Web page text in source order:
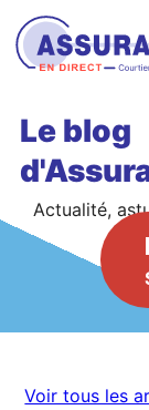
Aller
au
contenu
Le blog
Actualité,
Voir tous les